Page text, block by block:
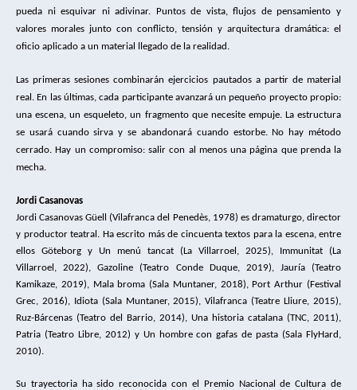
pueda ni esquivar ni adivinar. Puntos de vista, flujos de pensamiento y
valores morales junto con conflicto, tensión y arquitectura dramática: el
oficio aplicado a un material llegado de la realidad.
Las primeras sesiones combinarán ejercicios pautados a partir de material
real. En las últimas, cada participante avanzará un pequeño proyecto propio:
una escena, un esqueleto, un fragmento que necesite empuje. La estructura
se usará cuando sirva y se abandonará cuando estorbe. No hay método
cerrado. Hay un compromiso: salir con al menos una página que prenda la
mecha.
Jordi Casanovas
Jordi Casanovas Güell (Vilafranca del Penedès, 1978) es dramaturgo, director
y productor teatral. Ha escrito más de cincuenta textos para la escena, entre
ellos Göteborg y Un menú tancat (La Villarroel, 2025), Immunitat (La
Villarroel, 2022), Gazoline (Teatro Conde Duque, 2019), Jauría (Teatro
Kamikaze, 2019), Mala broma (Sala Muntaner, 2018), Port Arthur (Festival
Grec, 2016), Idiota (Sala Muntaner, 2015), Vilafranca (Teatre Lliure, 2015),
Ruz-Bárcenas (Teatro del Barrio, 2014), Una historia catalana (TNC, 2011),
Patria (Teatro Libre, 2012) y Un hombre con gafas de pasta (Sala FlyHard,
2010).
Su trayectoria ha sido reconocida con el Premio Nacional de Cultura de